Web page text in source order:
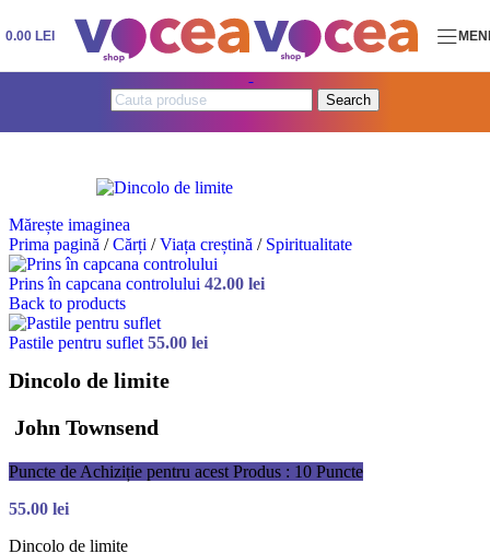
Skip to navigationSkip to main content
0.00 LEI
Search
Mărește imaginea
Prima pagină / Cărți / Viața creștină / Spiritualitate
Prins în capcana controlului 42.00 lei
Back to products
Pastile pentru suflet 55.00 lei
Dincolo de limite
John Townsend
Puncte de Achiziție pentru acest Produs : 10 Puncte
55.00 lei
Dincolo de limite